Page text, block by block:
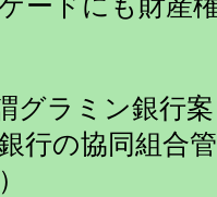
ードにも財産
グラミン銀行
行の協同組合